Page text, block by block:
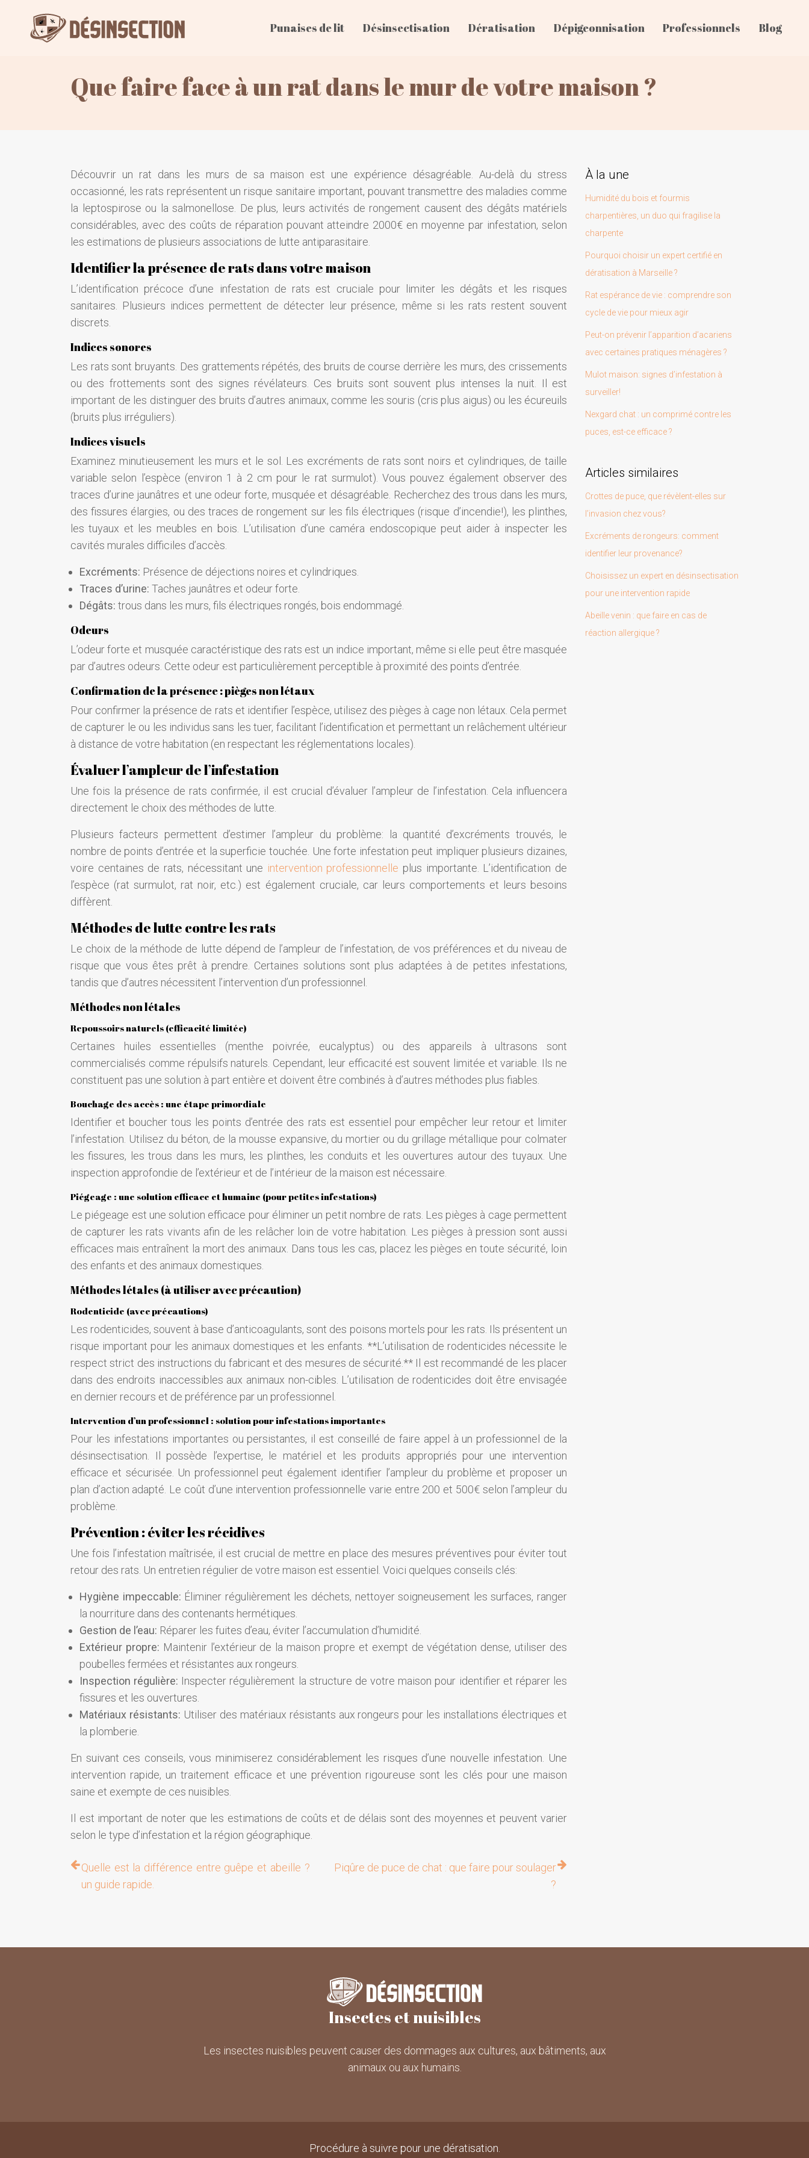
Punaises de lit Désinsectisation Dératisation Dépigeonnisation Professionnels Blog
Que faire face à un rat dans le mur de votre maison ?
Découvrir un rat dans les murs de sa maison est une expérience désagréable. Au-delà du stress
occasionné, les rats représentent un risque sanitaire important, pouvant transmettre des maladies comme
la leptospirose ou la salmonellose. De plus, leurs activités de rongement causent des dégâts matériels
considérables, avec des coûts de réparation pouvant atteindre 2000€ en moyenne par infestation, selon
les estimations de plusieurs associations de lutte antiparasitaire.
Identifier la présence de rats dans votre maison
L’identification précoce d’une infestation de rats est cruciale pour limiter les dégâts et les risques
sanitaires. Plusieurs indices permettent de détecter leur présence, même si les rats restent souvent
discrets.
Indices sonores
Les rats sont bruyants. Des grattements répétés, des bruits de course derrière les murs, des crissements
ou des frottements sont des signes révélateurs. Ces bruits sont souvent plus intenses la nuit. Il est
important de les distinguer des bruits d’autres animaux, comme les souris (cris plus aigus) ou les écureuils
(bruits plus irréguliers).
Indices visuels
Examinez minutieusement les murs et le sol. Les excréments de rats sont noirs et cylindriques, de taille
variable selon l’espèce (environ 1 à 2 cm pour le rat surmulot). Vous pouvez également observer des
traces d’urine jaunâtres et une odeur forte, musquée et désagréable. Recherchez des trous dans les murs,
des fissures élargies, ou des traces de rongement sur les fils électriques (risque d’incendie!), les plinthes,
les tuyaux et les meubles en bois. L’utilisation d’une caméra endoscopique peut aider à inspecter les
cavités murales difficiles d’accès.
Excréments: Présence de déjections noires et cylindriques.
Traces d’urine: Taches jaunâtres et odeur forte.
Dégâts: trous dans les murs, fils électriques rongés, bois endommagé.
Odeurs
L’odeur forte et musquée caractéristique des rats est un indice important, même si elle peut être masquée
par d’autres odeurs. Cette odeur est particulièrement perceptible à proximité des points d’entrée.
Confirmation de la présence : pièges non létaux
Pour confirmer la présence de rats et identifier l’espèce, utilisez des pièges à cage non létaux. Cela permet
de capturer le ou les individus sans les tuer, facilitant l’identification et permettant un relâchement ultérieur
à distance de votre habitation (en respectant les réglementations locales).
Évaluer l’ampleur de l’infestation
Une fois la présence de rats confirmée, il est crucial d’évaluer l’ampleur de l’infestation. Cela influencera
directement le choix des méthodes de lutte.
Plusieurs facteurs permettent d’estimer l’ampleur du problème: la quantité d’excréments trouvés, le
nombre de points d’entrée et la superficie touchée. Une forte infestation peut impliquer plusieurs dizaines,
voire centaines de rats, nécessitant une intervention professionnelle plus importante. L’identification de
l’espèce (rat surmulot, rat noir, etc.) est également cruciale, car leurs comportements et leurs besoins
diffèrent.
Méthodes de lutte contre les rats
Le choix de la méthode de lutte dépend de l’ampleur de l’infestation, de vos préférences et du niveau de
risque que vous êtes prêt à prendre. Certaines solutions sont plus adaptées à de petites infestations,
tandis que d’autres nécessitent l’intervention d’un professionnel.
Méthodes non létales
Repoussoirs naturels (efficacité limitée)
Certaines huiles essentielles (menthe poivrée, eucalyptus) ou des appareils à ultrasons sont
commercialisés comme répulsifs naturels. Cependant, leur efficacité est souvent limitée et variable. Ils ne
constituent pas une solution à part entière et doivent être combinés à d’autres méthodes plus fiables.
Bouchage des accès : une étape primordiale
Identifier et boucher tous les points d’entrée des rats est essentiel pour empêcher leur retour et limiter
l’infestation. Utilisez du béton, de la mousse expansive, du mortier ou du grillage métallique pour colmater
les fissures, les trous dans les murs, les plinthes, les conduits et les ouvertures autour des tuyaux. Une
inspection approfondie de l’extérieur et de l’intérieur de la maison est nécessaire.
Piégeage : une solution efficace et humaine (pour petites infestations)
Le piégeage est une solution efficace pour éliminer un petit nombre de rats. Les pièges à cage permettent
de capturer les rats vivants afin de les relâcher loin de votre habitation. Les pièges à pression sont aussi
efficaces mais entraînent la mort des animaux. Dans tous les cas, placez les pièges en toute sécurité, loin
des enfants et des animaux domestiques.
Méthodes létales (à utiliser avec précaution)
Rodenticide (avec précautions)
Les rodenticides, souvent à base d’anticoagulants, sont des poisons mortels pour les rats. Ils présentent un
risque important pour les animaux domestiques et les enfants. **L’utilisation de rodenticides nécessite le
respect strict des instructions du fabricant et des mesures de sécurité.** Il est recommandé de les placer
dans des endroits inaccessibles aux animaux non-cibles. L’utilisation de rodenticides doit être envisagée
en dernier recours et de préférence par un professionnel.
Intervention d’un professionnel : solution pour infestations importantes
Pour les infestations importantes ou persistantes, il est conseillé de faire appel à un professionnel de la
désinsectisation. Il possède l’expertise, le matériel et les produits appropriés pour une intervention
efficace et sécurisée. Un professionnel peut également identifier l’ampleur du problème et proposer un
plan d’action adapté. Le coût d’une intervention professionnelle varie entre 200 et 500€ selon l’ampleur du
problème.
Prévention : éviter les récidives
Une fois l’infestation maîtrisée, il est crucial de mettre en place des mesures préventives pour éviter tout
retour des rats. Un entretien régulier de votre maison est essentiel. Voici quelques conseils clés:
Hygiène impeccable: Éliminer régulièrement les déchets, nettoyer soigneusement les surfaces, ranger
la nourriture dans des contenants hermétiques.
Gestion de l’eau: Réparer les fuites d’eau, éviter l’accumulation d’humidité.
Extérieur propre: Maintenir l’extérieur de la maison propre et exempt de végétation dense, utiliser des
poubelles fermées et résistantes aux rongeurs.
Inspection régulière: Inspecter régulièrement la structure de votre maison pour identifier et réparer les
fissures et les ouvertures.
Matériaux résistants: Utiliser des matériaux résistants aux rongeurs pour les installations électriques et
la plomberie.
En suivant ces conseils, vous minimiserez considérablement les risques d’une nouvelle infestation. Une
intervention rapide, un traitement efficace et une prévention rigoureuse sont les clés pour une maison
saine et exempte de ces nuisibles.
Il est important de noter que les estimations de coûts et de délais sont des moyennes et peuvent varier
selon le type d’infestation et la région géographique.
Quelle est la différence entre guêpe et abeille ?
un guide rapide.
Piqûre de puce de chat : que faire pour soulager
?
À la une
Humidité du bois et fourmis
charpentières, un duo qui fragilise la
charpente
Pourquoi choisir un expert certifié en
dératisation à Marseille ?
Rat espérance de vie : comprendre son
cycle de vie pour mieux agir
Peut-on prévenir l’apparition d’acariens
avec certaines pratiques ménagères ?
Mulot maison: signes d’infestation à
surveiller!
Nexgard chat : un comprimé contre les
puces, est-ce efficace ?
Articles similaires
Crottes de puce, que révèlent-elles sur
l’invasion chez vous?
Excréments de rongeurs: comment
identifier leur provenance?
Choisissez un expert en désinsectisation
pour une intervention rapide
Abeille venin : que faire en cas de
réaction allergique ?
Insectes et nuisibles
Les insectes nuisibles peuvent causer des dommages aux cultures, aux bâtiments, aux
animaux ou aux humains.
Procédure à suivre pour une dératisation.